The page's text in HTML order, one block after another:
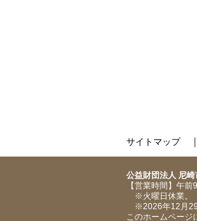
サイトマップ
公益財団法人 尼
【営業時間】午
※火曜日休業。
※2026年12月29
このホームページ